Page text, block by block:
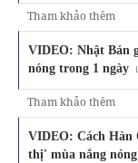
Tham khảo thêm
VIDEO: Nhật Bản
nóng trong 1 ngày
Tham khảo thêm
VIDEO: Cách Hàn
thị' mùa nắng nóng